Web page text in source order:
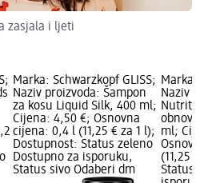
zasjala i ljeti
Marka: Schwarzkopf GLISS;
Naziv proizvoda: Šampon
za kosu Liquid Silk, 400 ml;
Cijena: 4,50 €; Osnovna
cijena: 0,4 l (11,25 € za 1 l);
Dostupnost: Status zeleno
Dostupno za isporuku,
Status sivo Odaberi dm
Marka:
Naziv
obnovu
ml;
(11,25 €
Status